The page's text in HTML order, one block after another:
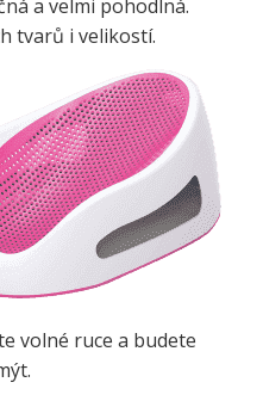
a velmi pohodlná.
tvarů i velikostí.
volné ruce a budete